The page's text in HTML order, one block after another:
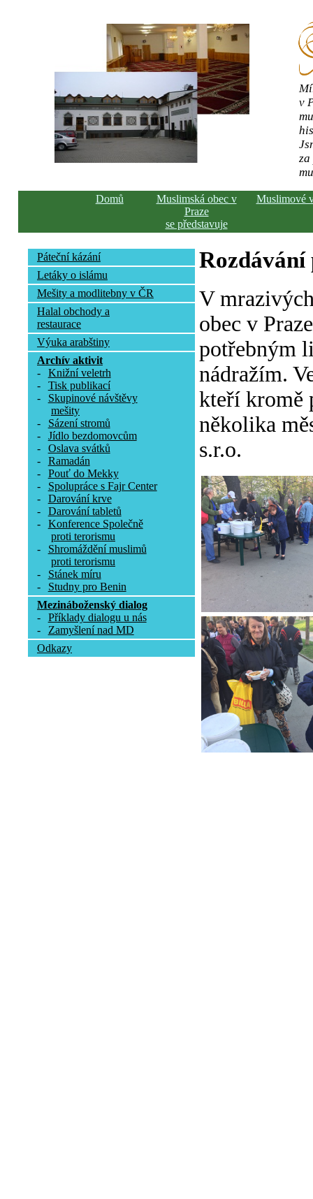
v
Domů
Muslimská obec v
Praze
se představuje
Muslimové
Páteční kázání
Letáky o islámu
Mešity a modlitebny v ČR
Halal obchody a
restaurace
Výuka arabštiny
Archív aktivit
-
Knižní veletrh
-
Tisk publikací
-
Skupinové návštěvy
mešity
-
Sázení stromů
-
Jídlo bezdomovcům
-
Oslava svátků
-
Ramadán
-
Pouť do Mekky
-
Spolupráce s Fajr Center
-
Darování krve
-
Darování tabletů
-
Konference Společně
proti terorismu
-
Shromáždění muslimů
proti terorismu
-
Stánek míru
-
Studny pro Benin
Mezináboženský dialog
-
Příklady dialogu u nás
-
Zamyšlení nad MD
Odkazy
Rozdávání
V
obec v
potřebným
nádražím.
kteří kromě
několika
s.r.o.